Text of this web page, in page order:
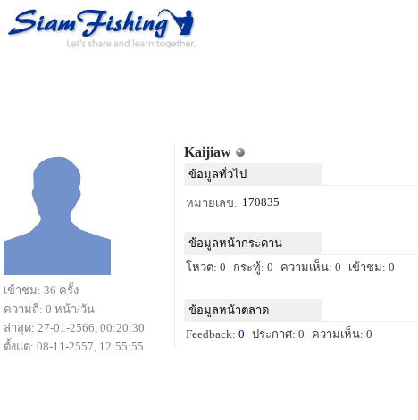
Kaijiaw
ข้อมูลทั่วไป
หมายเลข: 170835
ข้อมูลหน้ากระดาน
โหวต: 0
กระทู้: 0 ความเห็น: 0 เข้าชม: 0
ข้อมูลหน้าตลาด
Feedback: 0 ประกาศ: 0 ความเห็น: 0
เข้าชม: 36 ครั้ง
ความถี่: 0 หน้า/วัน
ล่าสุด: 27-01-2566, 00:20:30
ตั้งแต่: 08-11-2557, 12:55:55